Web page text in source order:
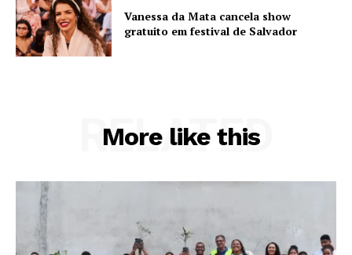
Vanessa da Mata cancela show
gratuito em festival de Salvador
More like this
RELATED